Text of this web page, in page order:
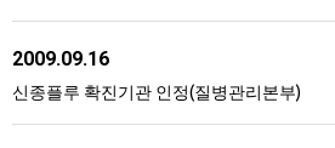
2009.09.16
신종플루 확진기관 인정(질병관리본부)